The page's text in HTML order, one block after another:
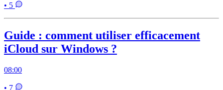
• 5
Guide : comment utiliser efficacement
iCloud sur Windows ?
08:00
• 7